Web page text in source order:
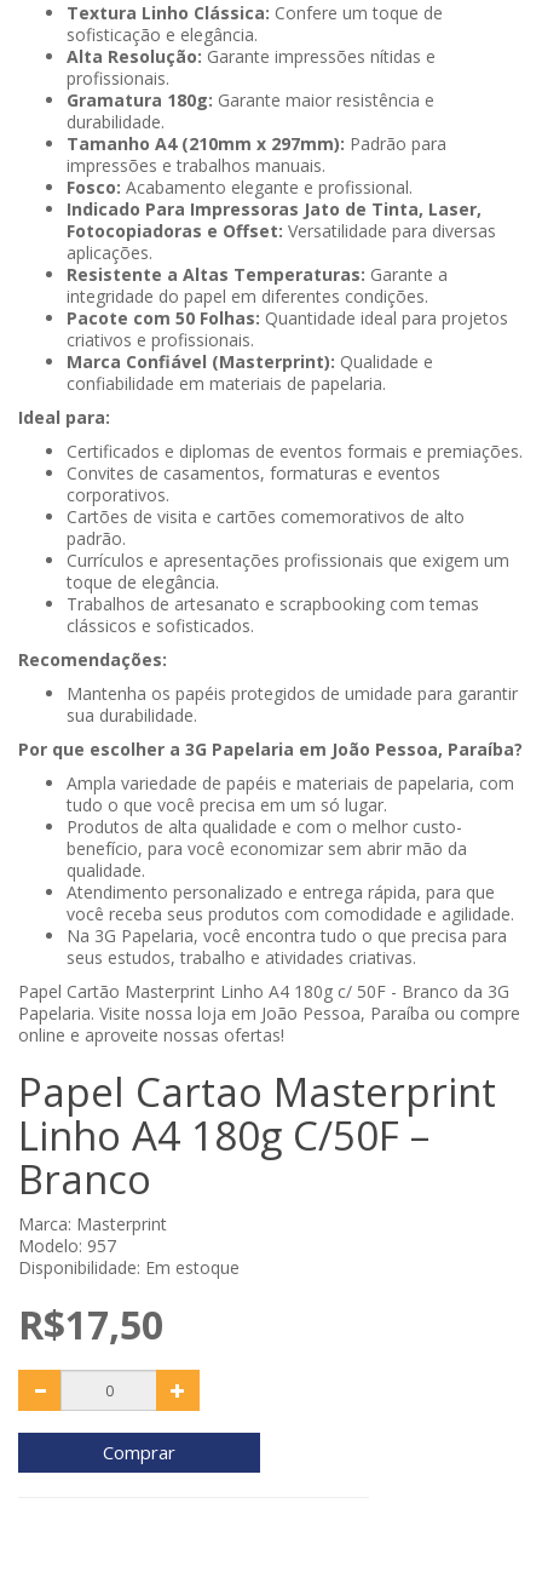
Textura Linho Clássica: Confere um toque de
sofisticação e elegância.
Alta Resolução: Garante impressões nítidas e
profissionais.
Gramatura 180g: Garante maior resistência e
durabilidade.
Tamanho A4 (210mm x 297mm): Padrão para
impressões e trabalhos manuais.
Fosco: Acabamento elegante e profissional.
Indicado Para Impressoras Jato de Tinta, Laser,
Fotocopiadoras e Offset: Versatilidade para diversas
aplicações.
Resistente a Altas Temperaturas: Garante a
integridade do papel em diferentes condições.
Pacote com 50 Folhas: Quantidade ideal para projetos
criativos e profissionais.
Marca Confiável (Masterprint): Qualidade e
confiabilidade em materiais de papelaria.
Ideal para:
Certificados e diplomas de eventos formais e premiações.
Convites de casamentos, formaturas e eventos
corporativos.
Cartões de visita e cartões comemorativos de alto
padrão.
Currículos e apresentações profissionais que exigem um
toque de elegância.
Trabalhos de artesanato e scrapbooking com temas
clássicos e sofisticados.
Recomendações:
Mantenha os papéis protegidos de umidade para garantir
sua durabilidade.
Por que escolher a 3G Papelaria em João Pessoa, Paraíba?
Ampla variedade de papéis e materiais de papelaria, com
tudo o que você precisa em um só lugar.
Produtos de alta qualidade e com o melhor custo-
benefício, para você economizar sem abrir mão da
qualidade.
Atendimento personalizado e entrega rápida, para que
você receba seus produtos com comodidade e agilidade.
Na 3G Papelaria, você encontra tudo o que precisa para
seus estudos, trabalho e atividades criativas.
Papel Cartão Masterprint Linho A4 180g c/ 50F - Branco da 3G
Papelaria. Visite nossa loja em João Pessoa, Paraíba ou compre
online e aproveite nossas ofertas!
Papel Cartao Masterprint
Linho A4 180g C/50F –
Branco
Marca: Masterprint
Modelo: 957
Disponibilidade: Em estoque
R$17,50
Comprar